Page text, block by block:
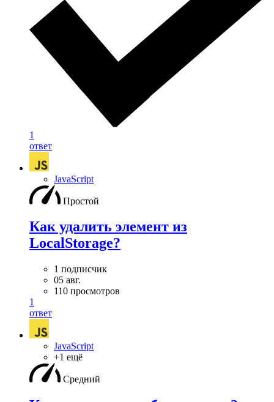
1
ответ
JavaScript
Простой
Как удалить элемент из
LocalStorage?
1 подписчик
05 авг.
110 просмотров
1
ответ
JavaScript
+1 ещё
Средний